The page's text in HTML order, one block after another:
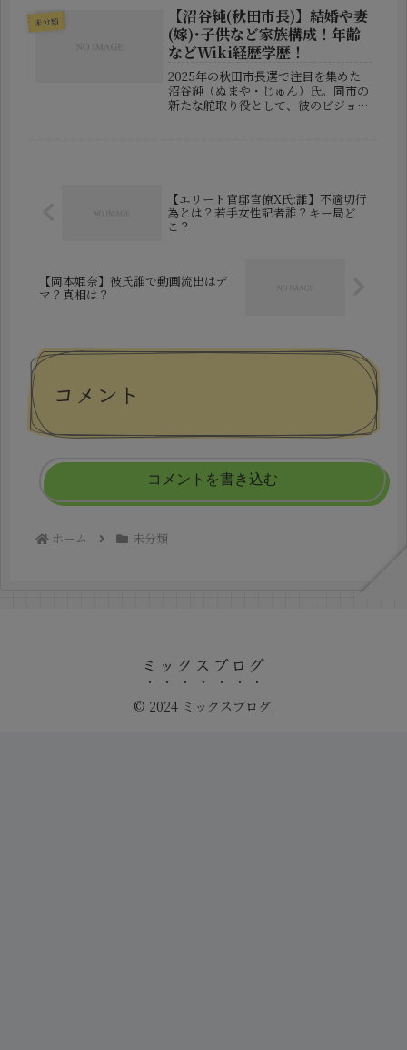
関や世界的コンサルティング会社で経
験を積み、現在は同仁グループや株式
会社...
未分類
【沼谷純(秋田市長)】結婚や妻
(嫁)･子供など家族構成！年齢
などWiki経歴学歴！
2025年の秋田市長選で注目を集めた
沼谷純（ぬまや・じゅん）氏。同市の
新たな舵取り役として、彼のビジョン
【エリート官邸官僚X氏:誰】不適切行
為とは？若手女性記者誰？キー局ど
こ？
【岡本姫奈】彼氏誰で動画流出はデ
マ？真相は？
コメント
コメントを書き込む
ホーム 未分類
ミックスブログ
© 2024 ミックスブログ.